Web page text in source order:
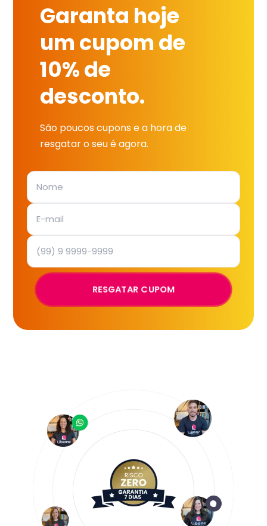
Garanta hoje
um cupom de
10% de
desconto.
São poucos cupons e a hora de
resgatar o seu é agora.
RESGATAR CUPOM